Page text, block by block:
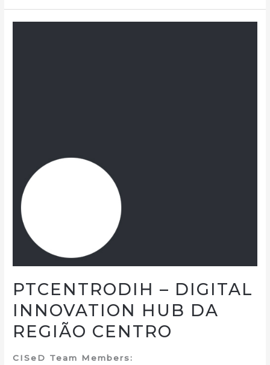
PTCENTRODIH – DIGITAL
INNOVATION HUB DA
REGIÃO CENTRO
CISeD Team Members: